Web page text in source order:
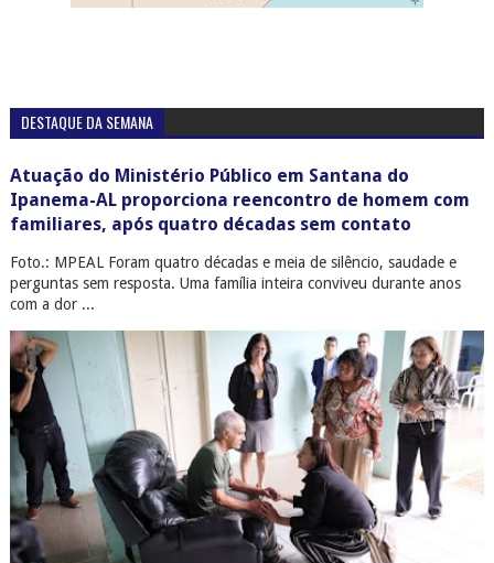
DESTAQUE DA SEMANA
Atuação do Ministério Público em Santana do
Ipanema-AL proporciona reencontro de homem com
familiares, após quatro décadas sem contato
Foto.: MPEAL Foram quatro décadas e meia de silêncio, saudade e
perguntas sem resposta. Uma família inteira conviveu durante anos
com a dor ...